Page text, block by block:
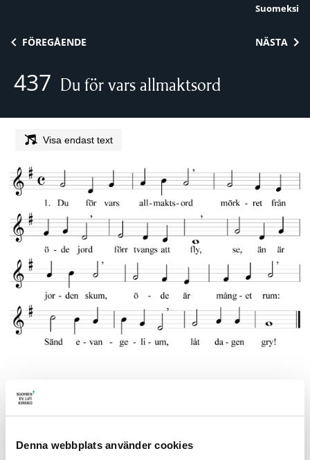
Denna webbplats använder cookies
Suomeksi
FÖREGÅENDE NÄSTA
437 Du för vars allmaktsord
Visa endast text
1.
förr tvangs att fly,